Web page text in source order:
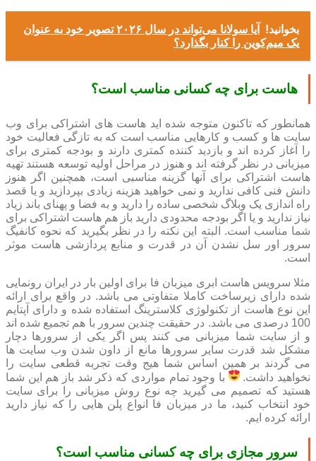
بخوانید!
آیا سولانا می‌تواند در سال ۲۰۲۶ تصویر خود به عنوان
یک میم‌کوین را کنار بگذارد؟
هاست برای چه کسانی مناسب است؟
همانطور که تاکنون متوجه شده اید هاست های اشتراکی برای وب
سایت ها و کسب و کارهایی مناسب است که به تازگی فعالیت خود
را آغاز کرده اند و بازدید کننده کمتری دارند و بودجه کمتری برای
میزبانی در نظر گرفته اند و هنوز در مراحل اولیه توسعه هستند تهیه
هاست اشتراکی برای آنها گزینه مناسبی است، همچنین اگر هنوز
دانش فنی کافی ندارید و نمی خواهید هزینه زیادی بپردازید و یا قصد
راه اندازی یک وبلاگ شخصی ساده را دارید و به فضا و پهنای باند زیاد
نیاز ندارید و یا اگر بودجه محدودی دارید باز هم هاست اشتراکی برای
شما مناسب است. البته این نکته را در نظر بگیرید که نحوه کانفیگ
سرور اور سل نشدن آن در قدرت و منابع پردازشی هاست موثر
است.
مثلا سرویس هاست ابری میزبان فا برای اولین بار در ایران رونمایی
شده دارای زیرساخت کاملا متفاوتی می باشد. در واقع برای ارائه
این نوع هاست از تکنولوژی کلاسترینگ استفاده شده و دارای آپتایم
100 درصدی می باشد. در حقیقت چندین سرور با هم تجمیع شده اند
و از سایت شما میزبانی می کنند پس اگر یکی از سرورها دچار
مشکل شد قدرت سایر سرورها مانع از داون شدن وب سایت ها
می گردند بر همین اساس شما هیج وقت تجربه قطعی سایت را
نخواهید داشت.
با وجود تمام مواردی که ذکر شد باز هم این شما
هستید که تصمیم می گیرید چه نوع روش میزبانی را برای سایت
خود انتخاب کنید، ما در میزبان فا انواع پلن هایی را که نیاز دارید
ارائه کرده ایم.
سرور مجازی برای چه کسانی مناسب است؟